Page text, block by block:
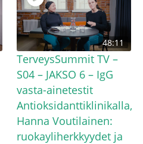
48:11
TerveysSummit TV –
S04 – JAKSO 6 – IgG
vasta-ainetestit
Antioksidanttiklinikalla,
Hanna Voutilainen:
ruokayliherkkyydet ja